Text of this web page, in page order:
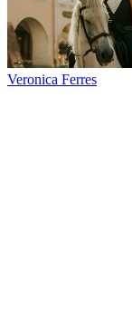
Veronica Ferres